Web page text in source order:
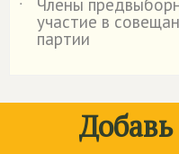
˙
участие в
партии